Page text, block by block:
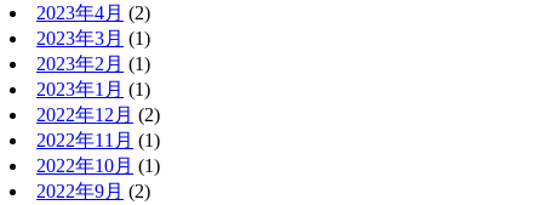
2023年4月 (2)
2023年3月 (1)
2023年2月 (1)
2023年1月 (1)
2022年12月 (2)
2022年11月 (1)
2022年10月 (1)
2022年9月 (2)